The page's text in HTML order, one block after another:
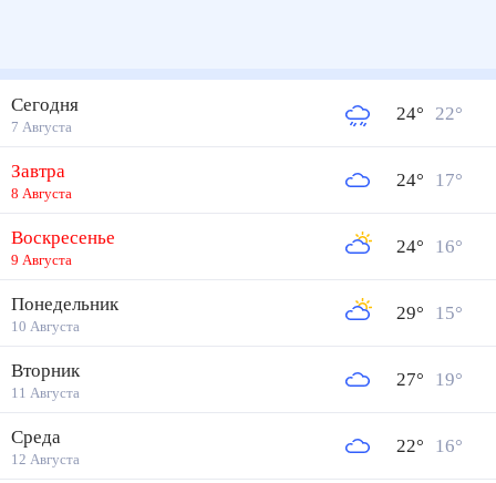
Сегодня
7 Августа
24° 22°
Завтра
8 Августа
24° 17°
Воскресенье
9 Августа
24° 16°
Понедельник
10 Августа
29° 15°
Вторник
11 Августа
27° 19°
Среда
12 Августа
22° 16°